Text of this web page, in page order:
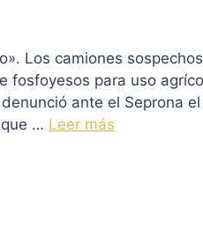
Los camiones
fosfoyesos para uso
ante el Seprona
… Leer más